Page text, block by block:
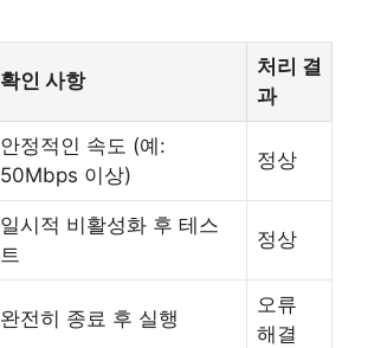
확인 사항
처리 결
과
안정적인 속도 (예:
50Mbps 이상)
정상
일시적 비활성화 후 테스
트
정상
완전히 종료 후 실행
오류
해결